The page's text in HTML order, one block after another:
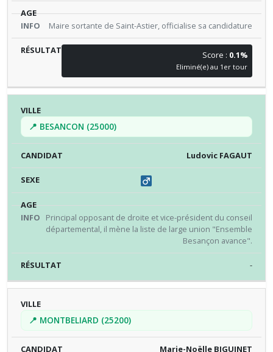
Maire sortante de Saint-Astier, officialise sa candidature
Score : 0.1%
Eliminé(e) au 1er tour
📍 BESANCON (25000)
Ludovic FAGAUT
Principal opposant de droite et vice-président du conseil
départemental, il mène la liste de large union "Ensemble
Besançon avance".
-
📍 MONTBELIARD (25200)
Marie-Noëlle BIGUINET